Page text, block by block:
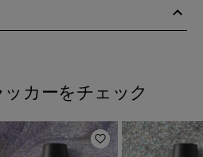
カーをチェック
ものリストに追加ほしいものリス